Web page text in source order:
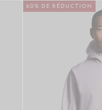
60% DE RÉDUCTION